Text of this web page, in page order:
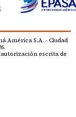
América S.A. - Ciudad
escrita de